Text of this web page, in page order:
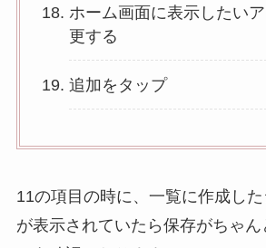
ホーム画面に表示したい
更する
追加をタップ
11の項目の時に、一覧に作成し
が表示されていたら保存がちゃん